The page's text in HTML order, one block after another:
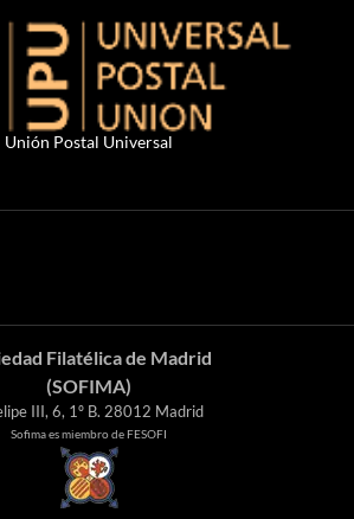
Unión Postal Universal
Filatélica de Madrid
(SOFIMA)
III, 6, 1º B. 28012 Madrid
Sofima es miembro de FESOFI